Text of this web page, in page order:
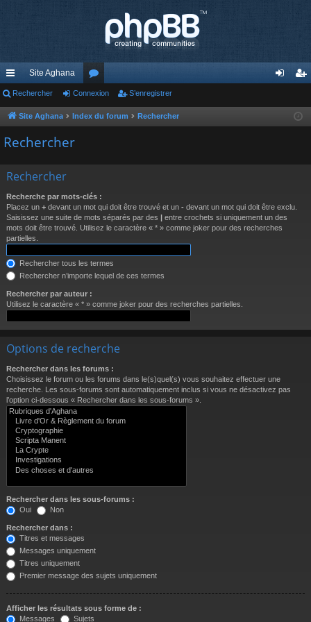
cc
ès
ra
de
Site Aghana
or
u nr
Rechercher Connexion S’enregistrer
Site Aghana Index du forum Rechercher
Rechercher
Rechercher
Recherche par mots-clés :
Placez un + devant un mot qui doit être trouvé et un - devant un mot qui doit être exclu.
Saisissez une suite de mots séparés par des | entre crochets si uniquement un des
mots doit être trouvé. Utilisez le caractère « * » comme joker pour des recherches
partielles.
Rechercher tous les termes
Rechercher n’importe lequel de ces termes
Rechercher par auteur :
Utilisez le caractère « * » comme joker pour des recherches partielles.
Options de recherche
Rechercher dans les forums :
Choisissez le forum ou les forums dans le(s)quel(s) vous souhaitez effectuer une
recherche. Les sous-forums sont automatiquement inclus si vous ne désactivez pas
l’option ci-dessous « Rechercher dans les sous-forums ».
Rechercher dans les sous-forums :
Oui
Non
Rechercher dans :
Titres et messages
Messages uniquement
Titres uniquement
Premier message des sujets uniquement
Afficher les résultats sous forme de :
Messages
Sujets